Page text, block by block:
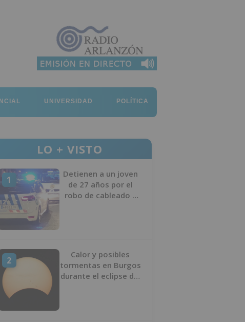
UNIVERSIDAD POLÍTICA
LO + VISTO
1
Detienen a un joven
de 27 años por el
robo de cableado y
2
Calor y posibles
tormentas en Burgos
durante el eclipse del